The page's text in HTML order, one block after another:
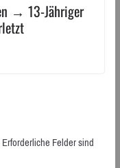
→ 13-Jähriger
Erforderliche Felder sind